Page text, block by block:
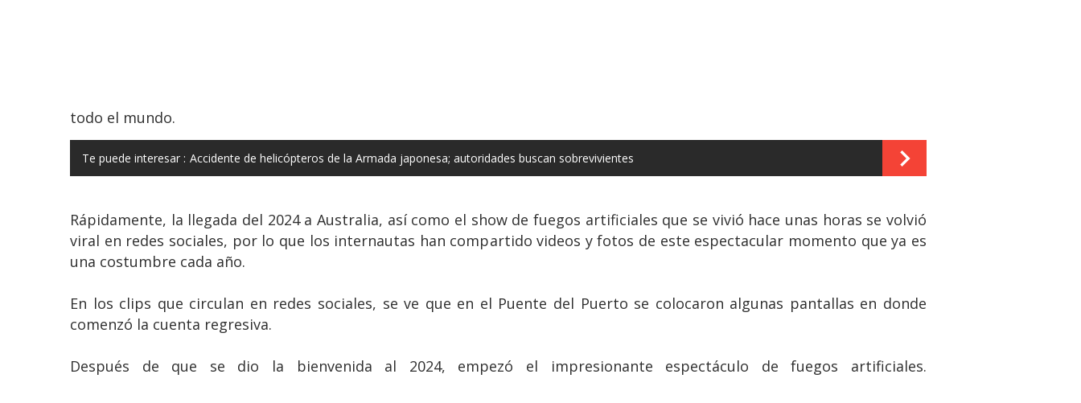
todo el mundo.
Te puede interesar : Accidente de helicópteros de la Armada japonesa; autoridades buscan sobrevivientes
Rápidamente, la llegada del 2024 a Australia, así como el show de fuegos artificiales que se vivió hace unas horas se volvió
viral en redes sociales, por lo que los internautas han compartido videos y fotos de este espectacular momento que ya es
una costumbre cada año.
En los clips que circulan en redes sociales, se ve que en el Puente del Puerto se colocaron algunas pantallas en donde
comenzó la cuenta regresiva.
Después de que se dio la bienvenida al 2024, empezó el impresionante espectáculo de fuegos artificiales.